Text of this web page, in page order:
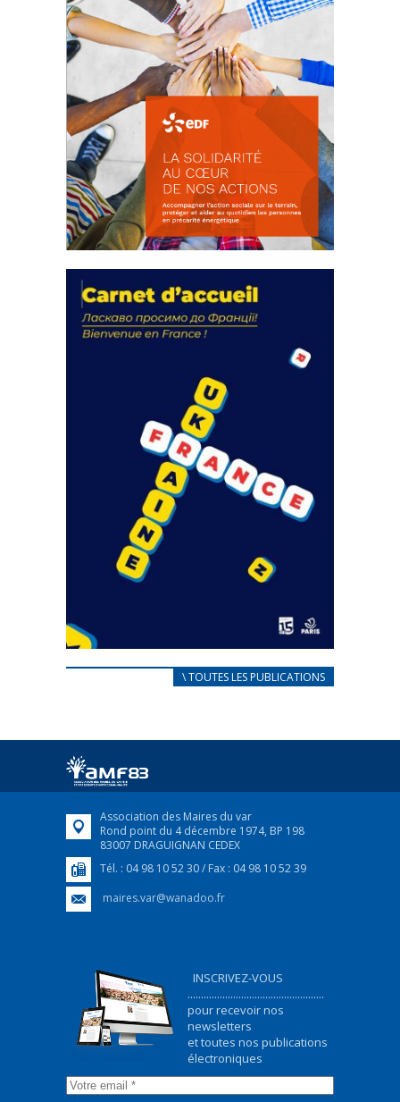
actions
18 septembre 2023
FEUILLETER
CARNET D’ACCUEIL
Afin d’accompagner au mieux les réfugiés
FEUILLETER
\ TOUTES LES PUBLICATIONS
Association des Maires du var
Rond point du 4 décembre 1974, BP 198
83007 DRAGUIGNAN CEDEX
Tél. : 04 98 10 52 30 / Fax : 04 98 10 52 39
maires.var@wanadoo.fr
INSCRIVEZ-VOUS
...................................................
pour recevoir nos
newsletters
et toutes nos publications
électroniques